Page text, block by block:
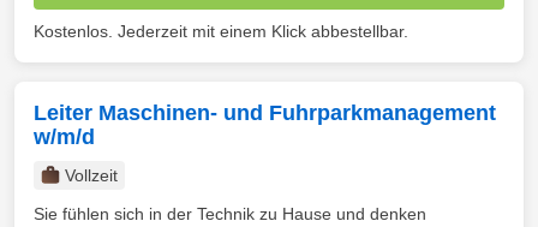
Kostenlos. Jederzeit mit einem Klick abbestellbar.
Leiter Maschinen- und Fuhrparkmanagement
w/m/d
Vollzeit
Sie fühlen sich in der Technik zu Hause und denken